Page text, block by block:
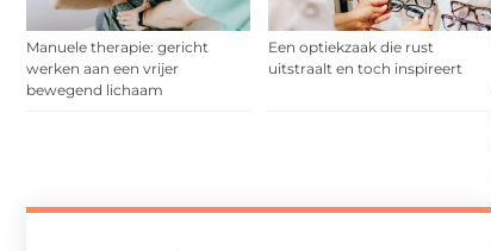
Manuele therapie: gericht
werken aan een vrijer
bewegend lichaam
Een optiekzaak die rust
uitstraalt en toch inspireert